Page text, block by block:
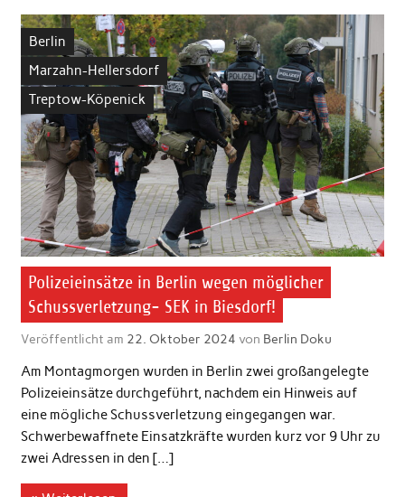
Berlin
Marzahn-Hellersdorf
Treptow-Köpenick
Polizeieinsätze in Berlin wegen möglicher
Schussverletzung- SEK in Biesdorf!
Veröffentlicht am 22. Oktober 2024 von Berlin Doku
Am Montagmorgen wurden in Berlin zwei großangelegte
Polizeieinsätze durchgeführt, nachdem ein Hinweis auf
eine mögliche Schussverletzung eingegangen war.
Schwerbewaffnete Einsatzkräfte wurden kurz vor 9 Uhr zu
zwei Adressen in den […]